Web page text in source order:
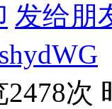
发给朋
次